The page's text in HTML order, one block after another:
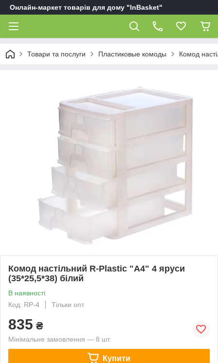
Онлайн-маркет товарів для дому "InBasket"
Товари та послуги Пластиковые комоды Комод
Комод настільний R-Plastic "А4" 4 яруси
(35*25,5*38) білий
В наявності
Код: RP-4
Тільки опт
835 ₴
Мінімальне замовлення — 8 шт.
Купити